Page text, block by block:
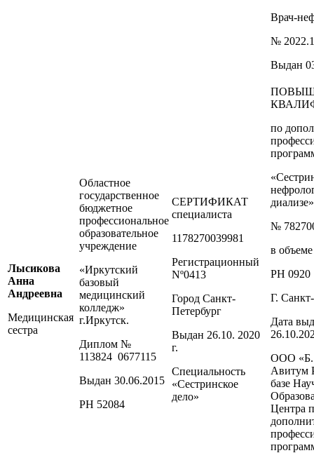
Врач-
№
Выдан
Лысикова
Анна
Андреевна
Медицинская
сестра
Областное
государственное
бюджетное
профессиональное
образовательное
учреждение
«Иркутский
базовый
медицинский
колледж»
г.Иркутск.
Диплом №
113824 0677115
Выдан 30.06.2015
РН 52084
СЕРТИФИКАТ
специалиста
1178270039981
Регистрационный
Nº0413
Город Санкт-
Петербург
Выдан 26.10. 2020
г.
Специальность
«Сестринское
дело»
по
диализе»
№
в
РН 0920
Г.
Дата
ООО «Б.
Авитум
базе
Центра